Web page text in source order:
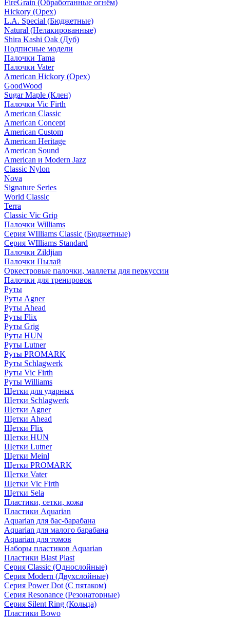
FireGrain (Обработанные огнём)
Hickory (Орех)
L.A. Special (Бюджетные)
Natural (Нелакированные)
Shira Kashi Oak (Дуб)
Подписные модели
Палочки Tama
Палочки Vater
American Hickory (Орех)
GoodWood
Sugar Maple (Клен)
Палочки Vic Firth
American Classic
American Concept
American Custom
American Heritage
American Sound
American и Modern Jazz
Classic Nylon
Nova
Signature Series
World Classic
Terra
Classic Vic Grip
Палочки Williams
Серия WIlliams Classic (Бюджетные)
Серия WIlliams Standard
Палочки Zildjian
Палочки Пылай
Оркестровые палочки, маллеты для перкуссии
Палочки для тренировок
Руты
Руты Agner
Руты Ahead
Руты Flix
Руты Grig
Руты HUN
Руты Lutner
Руты PROMARK
Руты Schlagwerk
Руты Vic Firth
Руты Williams
Щетки для ударных
Щетки Schlagwerk
Щетки Agner
Щетки Ahead
Щетки Flix
Щетки HUN
Щетки Lutner
Щетки Meinl
Щетки PROMARK
Щетки Vater
Щетки Vic Firth
Щетки Sela
Пластики, сетки, кожа
Пластики Aquarian
Aquarian для бас-барабана
Aquarian для малого барабана
Aquarian для томов
Наборы пластиков Aquarian
Пластики Blast Plast
Серия Classic (Однослойные)
Серия Modern (Двухслойные)
Серия Power Dot (С пятаком)
Серия Resonance (Резонаторные)
Серия Silent Ring (Кольца)
Пластики Bowo